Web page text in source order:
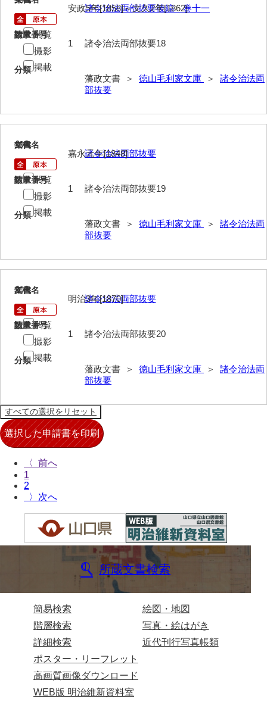
擬対問録
新聞
詠草
太政官諸省達書
江城日誌
太政官日誌
布告控
用達所日記
用達所記録
県庁伝来旧藩記録
山口小郡宰判記録
行政資料
特設文庫
諸令治法両部抜要後編 巻十一
請求番号
諸令治法両部抜要18
分類
藩政文書 ＞ 徳山毛利家文庫 ＞ 諸令治法両
部抜要
安政5年[1858]～文久2年[1862]
数量
1
閲覧
撮影
掲載
19
文書名
諸令治法両部抜要
請求番号
諸令治法両部抜要19
分類
藩政文書 ＞ 徳山毛利家文庫 ＞ 諸令治法両
部抜要
年代
嘉永元年[1848]
数量
1
閲覧
撮影
掲載
20
文書名
諸令治法両部抜要
請求番号
諸令治法両部抜要20
分類
藩政文書 ＞ 徳山毛利家文庫 ＞ 諸令治法両
部抜要
年代
明治3年[1870]
数量
1
閲覧
撮影
掲載
〈
1
2
〉
所蔵文書検索
簡易検索
階層検索
詳細検索
絵図・地図
写真・絵はがき
近代刊行写真帳類
ポスター・リーフレット
高画質画像ダウンロード
WEB版 明治維新資料室